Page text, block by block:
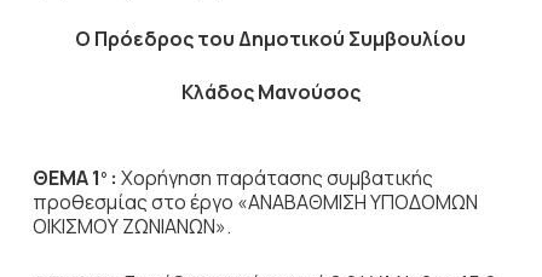
Ο Πρόεδρος του Δημοτικού Συμβουλίου
Κλάδος Μανούσος
ΘΕΜΑ 1 ο: Χορήγηση παράτασης συμβατικής
προθεσμίας στο έργο «ΑΝΑΒΑΘΜΙΣΗ ΥΠΟΔΟΜΩΝ
ΟΙΚΙΣΜΟΥ ΖΩΝΙΑΝΩΝ».